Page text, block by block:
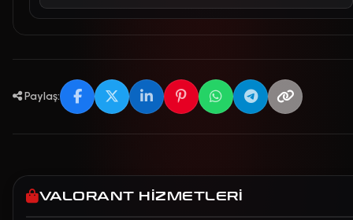
Paylaş:
VALORANT HIZMETLERI